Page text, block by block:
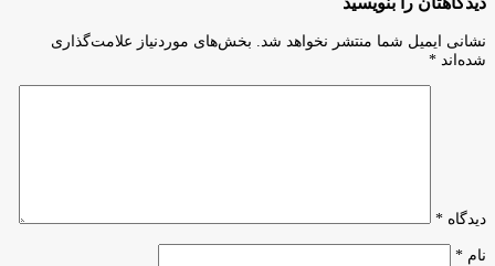
نشانی ایمیل شما منتشر نخواهد شد.
بخش‌های موردنیاز علامت‌گذاری
شده‌اند *
دیدگاه *
نام *